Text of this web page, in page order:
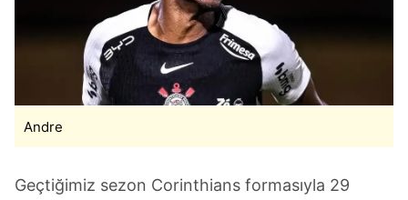
Andre
Geçtiğimiz sezon Corinthians formasıyla 29